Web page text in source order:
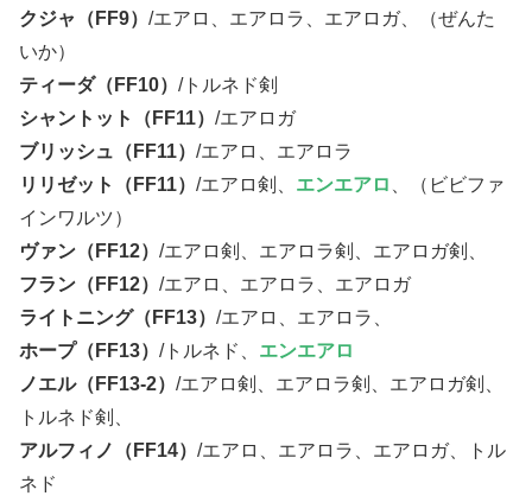
クジャ（FF9） /エアロ、エアロラ、エアロガ、（ぜんた
いか）
ティーダ（FF10） /トルネド剣
シャントット（FF11） /エアロガ
ブリッシュ（FF11） /エアロ、エアロラ
リリゼット（FF11） /エアロ剣、 エンエアロ
、（ビビファ
インワルツ）
ヴァン（FF12） /エアロ剣、エアロラ剣、エアロガ剣、
フラン（FF12） /エアロ、エアロラ、エアロガ
ライトニング（FF13） /エアロ、エアロラ、
ホープ（FF13） /トルネド、 エンエアロ
ノエル（FF13-2） /エアロ剣、エアロラ剣、エアロガ剣、
トルネド剣、
アルフィノ（FF14） /エアロ、エアロラ、エアロガ、トル
ネド